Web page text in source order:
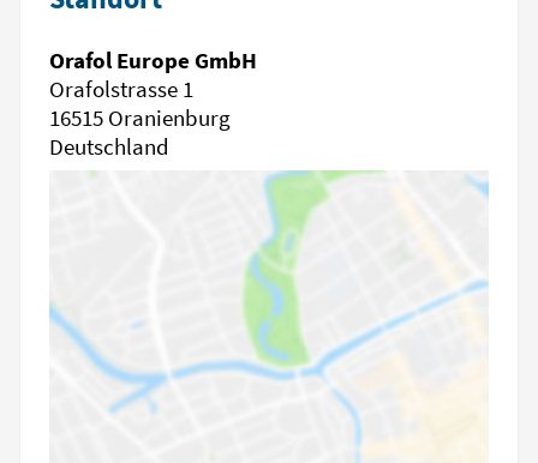
Orafol Europe GmbH
Orafolstrasse 1
16515 Oranienburg
Deutschland